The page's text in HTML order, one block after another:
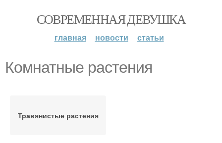
СОВРЕМЕННАЯ ДЕВУШКА
главная новости статьи
Комнатные растения
Травянистые растения